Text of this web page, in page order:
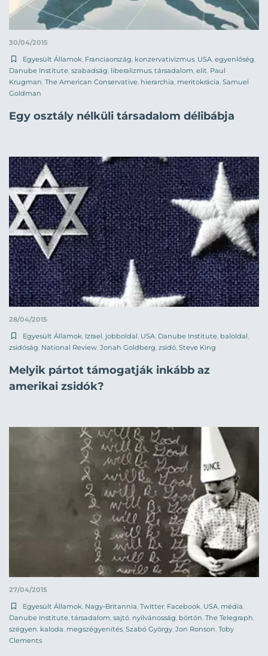
30/04/2015
Egyesült Államok Franciaország konzervativizmus USA egyenlőség
Danube Institute szabadság liberalizmus társadalom elit Paul
Krugman The American Conservative hierarchia meritokrácia Samuel
Goldman
Egy osztály nélküli társadalom délibábja
28/04/2015
Egyesült Államok, Izrael, jobboldal, USA, Danube Institute, baloldal,
zsidóság, National Review, Jonah Goldberg, zsidó, Steve King
Melyik pártot támogatják inkább az
amerikai zsidók?
27/04/2015
Egyesült Államok, Nagy-Britannia, Twitter, Facebook, USA, média,
Danube Institute, társadalom, sajtó, nyilvánosság, börtön, The Telegraph,
szégyen, kaloda, megszégyenítés, Szabó György, Jon Ronson, Toby
Clements